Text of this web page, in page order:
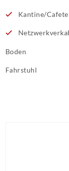
Kantine/
Boden
Fahrstuhl